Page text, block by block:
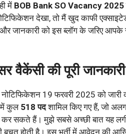
में BOB Bank SO Vacancy 2025
देखा, तो मैं खुद काफी
जानकारी को इस ब्लॉग के जरिए आपके
की पूरी जानकारी
19 फरवरी 2025 को जारी
में कुल 518 पदशामिल किए गए हैं, जो
कर सकते हैं। मुझे सबसे अच्छी बात यह
होती है। इस भर्ती में आवेदन की